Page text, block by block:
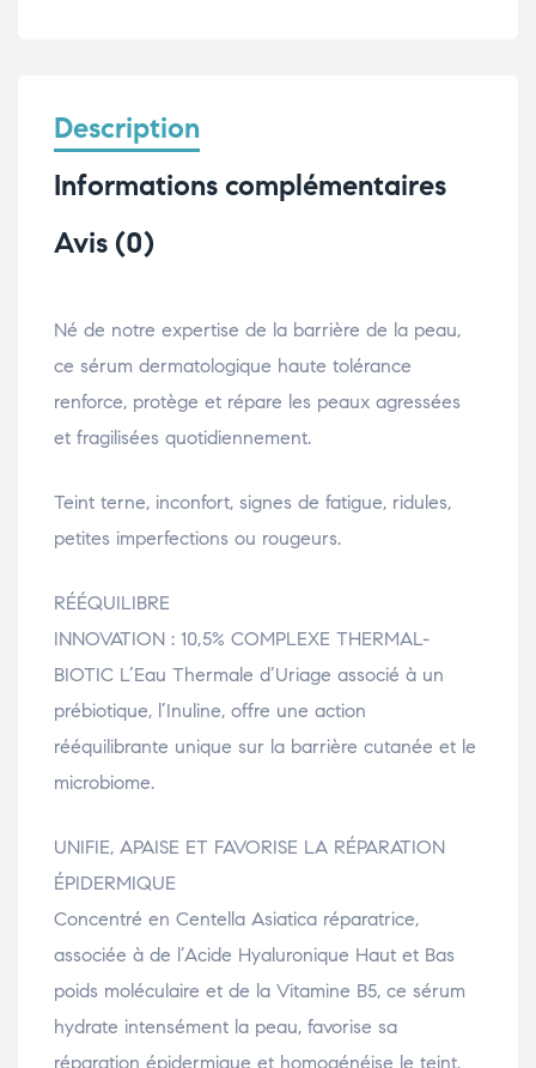
Description
Informations complémentaires
Avis (0)
Né de notre expertise de la barrière de la peau,
ce sérum dermatologique haute tolérance
renforce, protège et répare les peaux agressées
et fragilisées quotidiennement.
Teint terne, inconfort, signes de fatigue, ridules,
petites imperfections ou rougeurs.
RÉÉQUILIBRE
INNOVATION : 10,5% COMPLEXE THERMAL-
BIOTIC L’Eau Thermale d’Uriage associé à un
prébiotique, l’Inuline, offre une action
rééquilibrante unique sur la barrière cutanée et le
microbiome.
UNIFIE, APAISE ET FAVORISE LA RÉPARATION
ÉPIDERMIQUE
Concentré en Centella Asiatica réparatrice,
associée à de l’Acide Hyaluronique Haut et Bas
poids moléculaire et de la Vitamine B5, ce sérum
hydrate intensément la peau, favorise sa
réparation épidermique et homogénéise le teint.